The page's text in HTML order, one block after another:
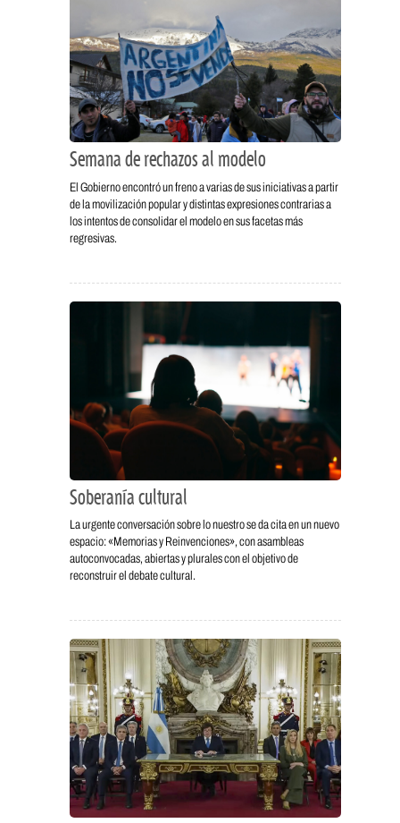
Semana de rechazos al modelo
El Gobierno encontró un freno a varias de sus iniciativas a partir
de la movilización popular y distintas expresiones contrarias a
los intentos de consolidar el modelo en sus facetas más
regresivas.
Soberanía cultural
La urgente conversación sobre lo nuestro se da cita en un nuevo
espacio: «Memorias y Reinvenciones», con asambleas
autoconvocadas, abiertas y plurales con el objetivo de
reconstruir el debate cultural.